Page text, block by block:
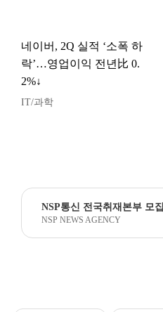
네이버, 2Q 실적 ‘소폭 하
락’…영업이익 전년比 0.
2%↓
IT/과학
NSP통신 전국취재본부 모집
NSP NEWS AGENCY